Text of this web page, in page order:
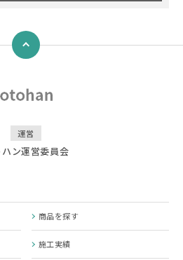
↑
運営
ハン運営委員会
商品を探す
施工実績